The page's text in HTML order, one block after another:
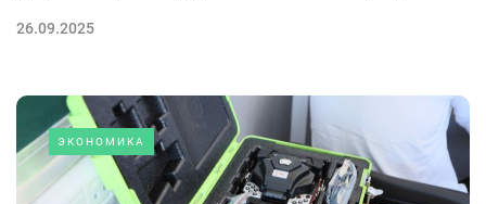
26.09.2025
ЭКОНОМИКА